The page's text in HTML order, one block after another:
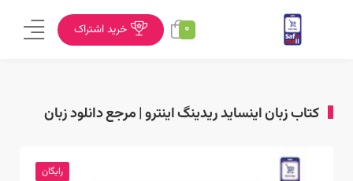
0 خرید اشتراک
کتاب زبان اینساید ریدینگ اینترو | مرجع دانلود زبان
رایگان